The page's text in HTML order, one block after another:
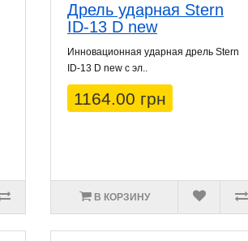
Дрель ударная Stern
ID-13 D new
Инновационная ударная дрель Stern
ID-13 D new с эл..
1164.00 грн
В КОРЗИНУ